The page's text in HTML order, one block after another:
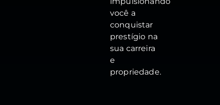
você a
conquistar
prestígio na
sua carreira
e
propriedade.